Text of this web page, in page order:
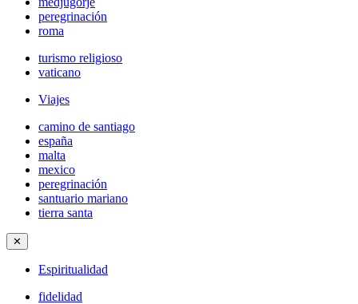
peregrinación
roma
turismo religioso
vaticano
Viajes
camino de santiago
españa
malta
mexico
peregrinación
santuario mariano
tierra santa
✕
Espiritualidad
fidelidad